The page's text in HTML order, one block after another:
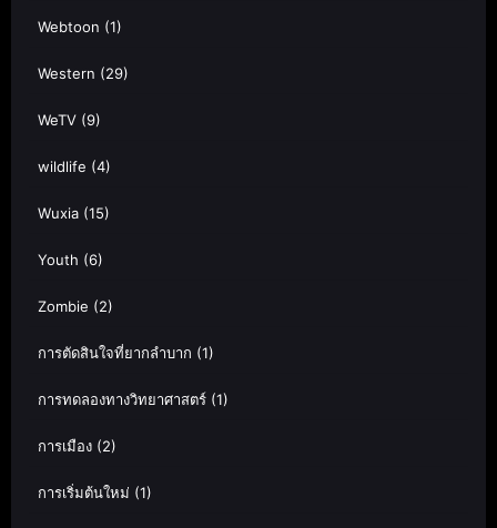
Webtoon (1)
Western (29)
WeTV (9)
wildlife (4)
Wuxia (15)
Youth (6)
Zombie (2)
การตัดสินใจที่ยากลำบาก (1)
การทดลองทางวิทยาศาสตร์ (1)
การเมือง (2)
การเริ่มต้นใหม่ (1)